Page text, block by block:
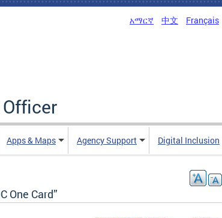
አማርኛ 中文 Français
Apps & Maps Agency Support Digital Inclusion
One Card”